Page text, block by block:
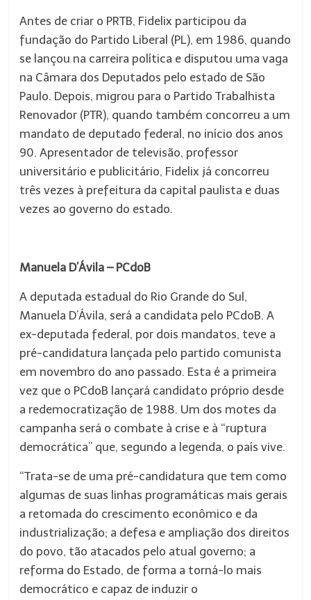
Antes de criar o PRTB, Fidelix participou da
fundação do Partido Liberal (PL), em 1986, quando
se lançou na carreira política e disputou uma vaga
na Câmara dos Deputados pelo estado de São
Paulo. Depois, migrou para o Partido Trabalhista
Renovador (PTR), quando também concorreu a um
mandato de deputado federal, no início dos anos
90. Apresentador de televisão, professor
universitário e publicitário, Fidelix já concorreu
três vezes à prefeitura da capital paulista e duas
vezes ao governo do estado.
Manuela D’Ávila – PCdoB
A deputada estadual do Rio Grande do Sul,
Manuela D’Ávila, será a candidata pelo PCdoB. A
ex-deputada federal, por dois mandatos, teve a
pré-candidatura lançada pelo partido comunista
em novembro do ano passado. Esta é a primeira
vez que o PCdoB lançará candidato próprio desde
a redemocratização de 1988. Um dos motes da
campanha será o combate à crise e à “ruptura
democrática” que, segundo a legenda, o país vive.
“Trata-se de uma pré-candidatura que tem como
algumas de suas linhas programáticas mais gerais
a retomada do crescimento econômico e da
industrialização; a defesa e ampliação dos direitos
do povo, tão atacados pelo atual governo; a
reforma do Estado, de forma a torná-lo mais
democrático e capaz de induzir o